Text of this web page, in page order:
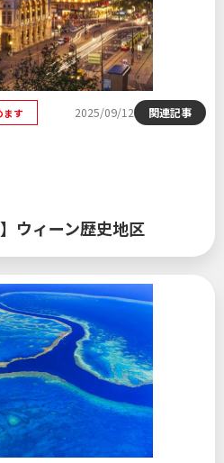
ます 2025/09/12
関連記事
ウィーン歴史地区